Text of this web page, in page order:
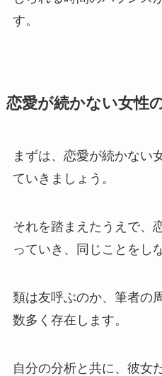
す。
恋愛が続かない女性
まずは、恋愛が続かない
ていきましょう。
それを踏まえたうえで、
っていき、同じことをし
類は友呼ぶのか、筆者の
数多く存在します。
自分の分析と共に、彼女